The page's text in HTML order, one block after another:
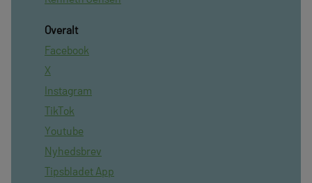
Overalt
Facebook
X
Instagram
TikTok
Youtube
Nyhedsbrev
Tipsbladet App